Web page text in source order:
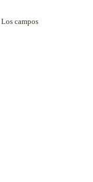
Los campos